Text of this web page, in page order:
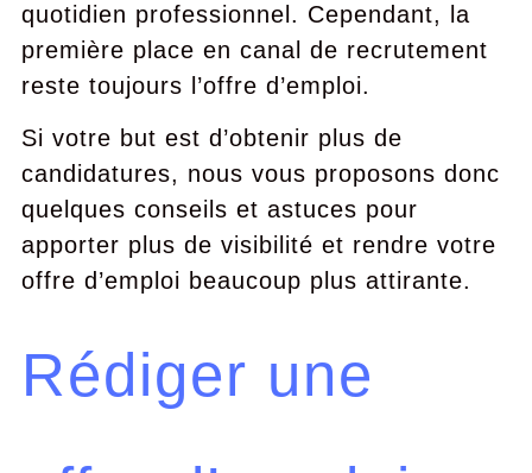
quotidien professionnel. Cependant, la
première place en canal de recrutement
reste toujours l’offre d’emploi.
Si votre but est d’obtenir plus de
candidatures, nous vous proposons donc
quelques conseils et astuces pour
apporter plus de visibilité et rendre votre
offre d’emploi beaucoup plus attirante.
Rédiger une